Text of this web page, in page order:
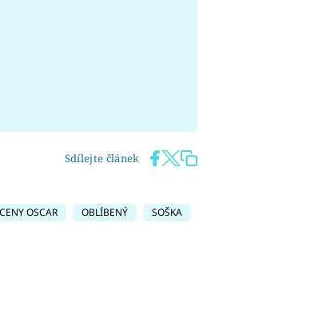
Sdílejte článek
CENY OSCAR OBLÍBENÝ SOŠKA